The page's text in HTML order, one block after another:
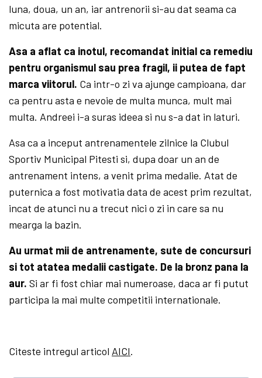
luna, doua, un an, iar antrenorii si-au dat seama ca
micuta are potential.
Asa a aflat ca inotul, recomandat initial ca remediu
pentru organismul sau prea fragil, ii putea de fapt
marca viitorul. Ca intr-o zi va ajunge campioana, dar
ca pentru asta e nevoie de multa munca, mult mai
multa. Andreei i-a suras ideea si nu s-a dat in laturi.
Asa ca a inceput antrenamentele zilnice la Clubul
Sportiv Municipal Pitesti si, dupa doar un an de
antrenament intens, a venit prima medalie. Atat de
puternica a fost motivatia data de acest prim rezultat,
incat de atunci nu a trecut nici o zi in care sa nu
mearga la bazin.
Au urmat mii de antrenamente, sute de concursuri
si tot atatea medalii castigate. De la bronz pana la
aur. Si ar fi fost chiar mai numeroase, daca ar fi putut
participa la mai multe competitii internationale.
Citeste intregul articol AICI.